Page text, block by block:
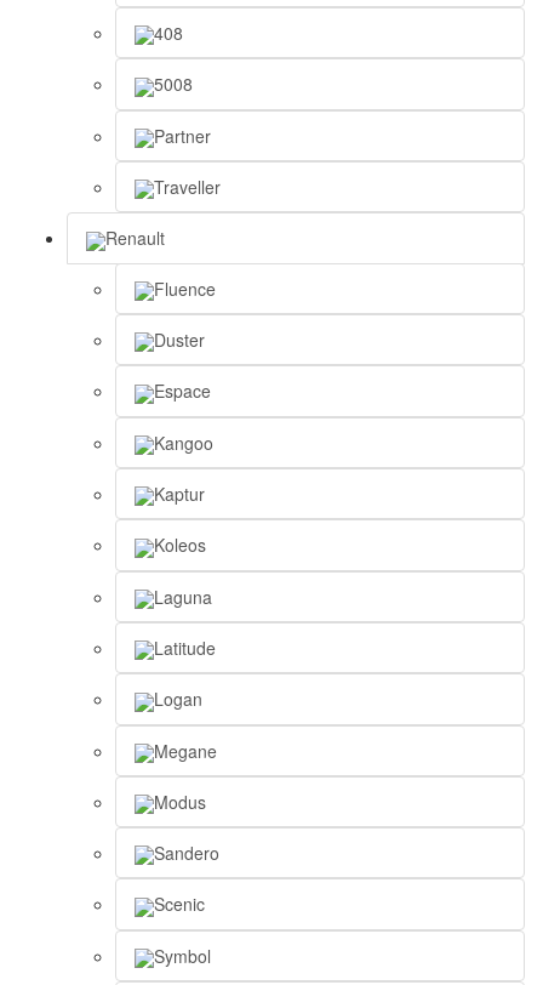
408
5008
Partner
Traveller
Renault
Fluence
Duster
Espace
Kangoo
Kaptur
Koleos
Laguna
Latitude
Logan
Megane
Modus
Sandero
Scenic
Symbol